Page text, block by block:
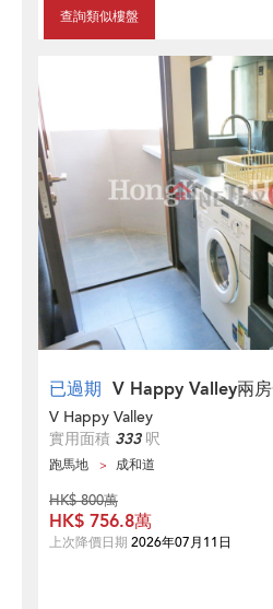
查詢類似樓盤
已過期 V Happy Valley兩
V Happy Valley
實用面積 333呎
跑馬地 成和道
HK$ 800萬
HK$ 756.8萬
上次降價日期 2026年07月11日